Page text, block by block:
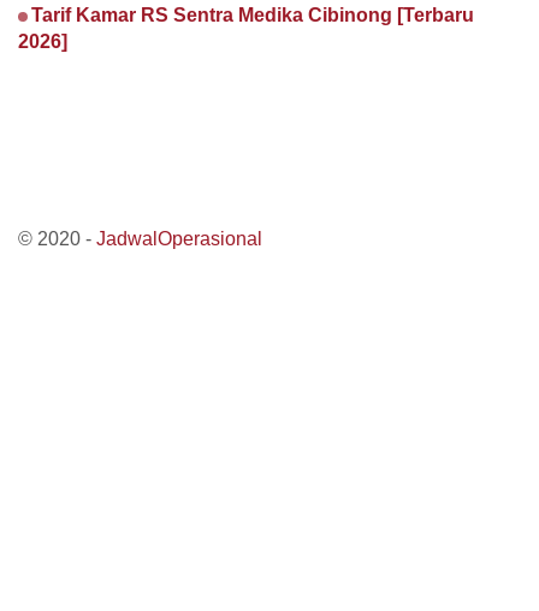
Tarif Kamar RS Sentra Medika Cibinong [Terbaru
2026]
© 2020 - JadwalOperasional